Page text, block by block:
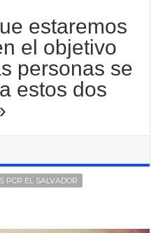
estaremos
el objetivo
personas se
estos dos
PCR EL SALVADOR